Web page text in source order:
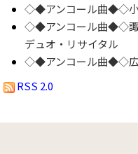
◇◆アンコール曲◆◇小
◇◆アンコール曲◆◇諏
デュオ・リサイタル
◇◆アンコール曲◆◇広
RSS 2.0